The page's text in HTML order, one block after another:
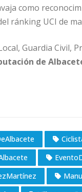
como
ránking UCI de
Guardia Civil,
de